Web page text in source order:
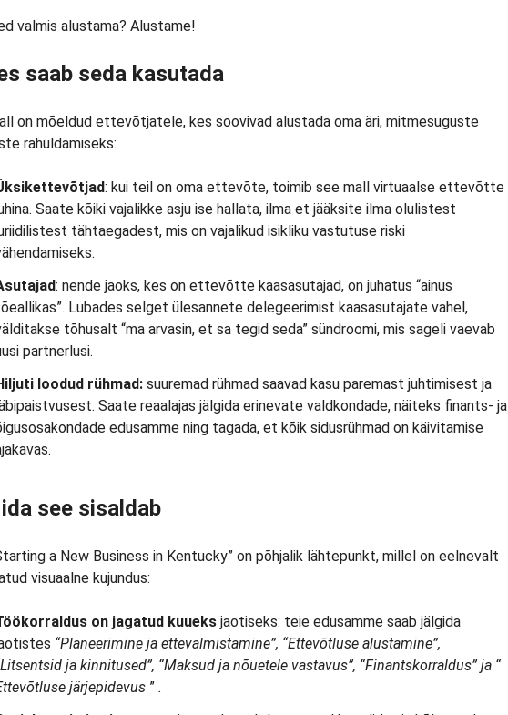
valmis alustama? Alustame!
saab seda kasutada
on mõeldud ettevõtjatele, kes soovivad alustada oma äri, mitmesuguste
rahuldamiseks:
: kui teil on oma ettevõte, toimib see mall virtuaalse ettevõtte
Saate kõiki vajalikke asju ise hallata, ilma et jääksite ilma olulistest
tähtaegadest, mis on vajalikud isikliku vastutuse riski
: nende jaoks, kes on ettevõtte kaasasutajad, on juhatus “ainus
Lubades selget ülesannete delegeerimist kaasasutajate vahel,
tõhusalt “ma arvasin, et sa tegid seda” sündroomi, mis sageli vaevab
partnerlusi.
loodud rühmad: suuremad rühmad saavad kasu paremast juhtimisest ja
Saate reaalajas jälgida erinevate valdkondade, näiteks finants- ja
edusamme ning tagada, et kõik sidusrühmad on käivitamise
see sisaldab
a New Business in Kentucky” on põhjalik lähtepunkt, millel on eelnevalt
visuaalne kujundus:
on jagatud kuueks jaotiseks: teie edusamme saab jälgida
“Planeerimine ja ettevalmistamine”, “Ettevõtluse alustamine”,
ja kinnitused”, “Maksud ja nõuetele vastavus”, “Finantskorraldus” ja “
järjepidevus ” .